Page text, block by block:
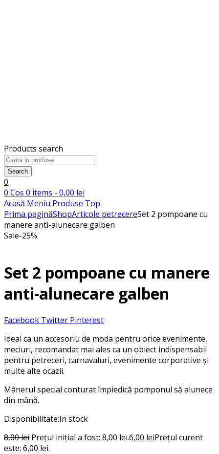
Products search
Search
0
0 Coș 0 items - 0,00 lei
Acasă Meniu Produse Top
Prima paginăShopArticole petrecereSet 2 pompoane cu
manere anti-alunecare galben
Sale-25%
Set 2 pompoane cu manere
anti-alunecare galben
Facebook Twitter Pinterest
Ideal ca un accesoriu de moda pentru orice evenimente,
meciuri, recomandat mai ales ca un obiect indispensabil
pentru petreceri, carnavaluri, evenimente corporative și
multe alte ocazii.
Mânerul special conturat împiedică pomponul să alunece
din mână.
Disponibilitate:In stock
8,00lei Prețul inițial a fost: 8,00 lei.6,00 leiPrețul curent
este: 6,00 lei.